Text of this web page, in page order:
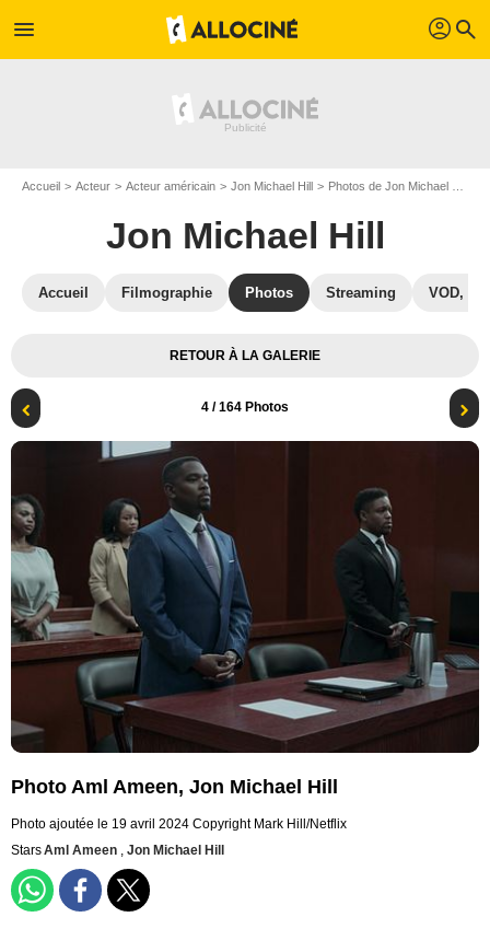
menu profil search
Accueil Acteur Acteur américain Jon Michael Hill Photos de Jon Michael Hill
Jon Michael Hill
Accueil Filmographie Photos Streaming VOD,
RETOUR À LA GALERIE
4 / 164 Photos
Photo Aml Ameen, Jon Michael Hill
Photo ajoutée le 19 avril 2024 Copyright Mark Hill/Netflix
StarsAml Ameen , Jon Michael Hill